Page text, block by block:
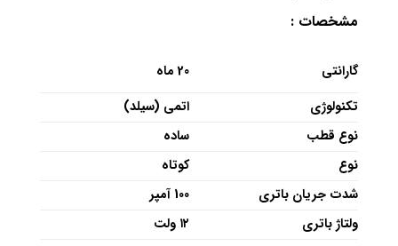
مشخصات :
گارانتی
20 ماه
تکنولوژی
اتمی (سیلد)
نوع قطب
ساده
نوع
کوتاه
شدت جریان باتری
100 آمپر
ولتاژ باتری
۱۲ ولت